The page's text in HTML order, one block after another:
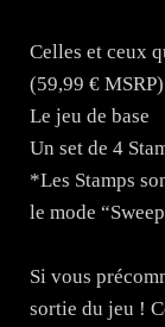
Celles et ceux
(59,99 €
Le jeu de base
Un set de 4
*Les Stamps
le mode
Si vous
sortie du jeu !